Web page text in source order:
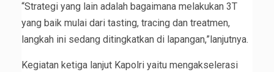
“Strategi yang lain adalah bagaimana melakukan 3T
yang baik mulai dari tasting, tracing dan treatmen,
langkah ini sedang ditingkatkan di lapangan,”lanjutnya.
Kegiatan ketiga lanjut Kapolri yaitu mengakselerasi